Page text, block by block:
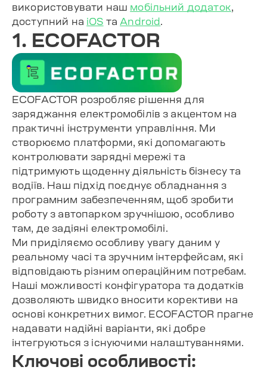
використовувати наш мобільний додаток
доступний на iOS та Android
1. ECOFACTOR
ECOFACTOR розробляє рішення для
заряджання електромобілів з акцентом на
практичні інструменти управління. Ми
створюємо платформи, які допомагають
контролювати зарядні мережі та
підтримують щоденну діяльність бізнесу та
водіїв. Наш підхід поєднує обладнання з
програмним забезпеченням, щоб зробити
роботу з автопарком зручнішою, особливо
там, де задіяні електромобілі.
Ми приділяємо особливу увагу даним у
реальному часі та зручним інтерфейсам, які
відповідають різним операційним потребам.
Наші можливості конфігуратора та додатків
дозволяють швидко вносити корективи на
основі конкретних вимог. ECOFACTOR прагне
надавати надійні варіанти, які добре
інтегруються з існуючими налаштуваннями.
Ключові особливості: